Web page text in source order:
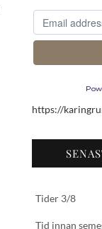
https://
Tider 3/8
Tid innan